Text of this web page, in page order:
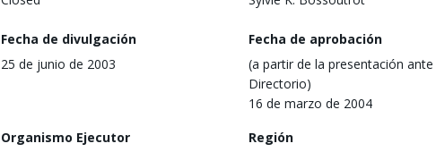
Fecha de divulgación
25 de junio de 2003
Fecha de aprobación
(a partir de la presentación ante
Directorio)
16 de marzo de 2004
Organismo Ejecutor
Región